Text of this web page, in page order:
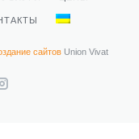
сайтов Union Vivat